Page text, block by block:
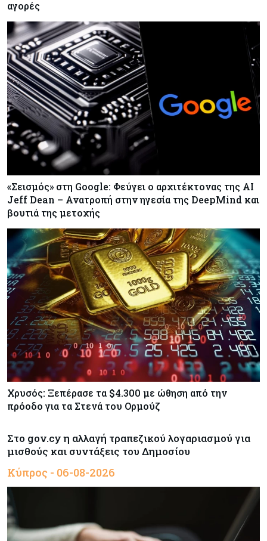
αγορές
«Σεισμός» στη Google: Φεύγει ο αρχιτέκτονας της AI
Jeff Dean – Ανατροπή στην ηγεσία της DeepMind και
βουτιά της μετοχής
Χρυσός: Ξεπέρασε τα $4.300 με ώθηση από την
πρόοδο για τα Στενά του Ορμούζ
Στο gov.cy η αλλαγή τραπεζικού λογαριασμού για
μισθούς και συντάξεις του Δημοσίου
Κύπρος - 06-08-2026